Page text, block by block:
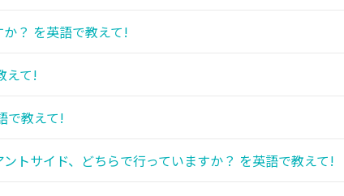
？ を英語で教えて!
えて!
で教えて!
トサイド、どちらで行っていますか？ を英語で教えて!